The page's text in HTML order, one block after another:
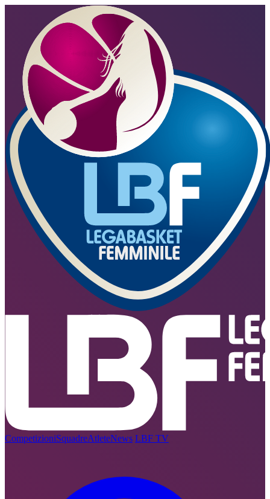
CompetizioniSquadreAtleteNews LBF TV